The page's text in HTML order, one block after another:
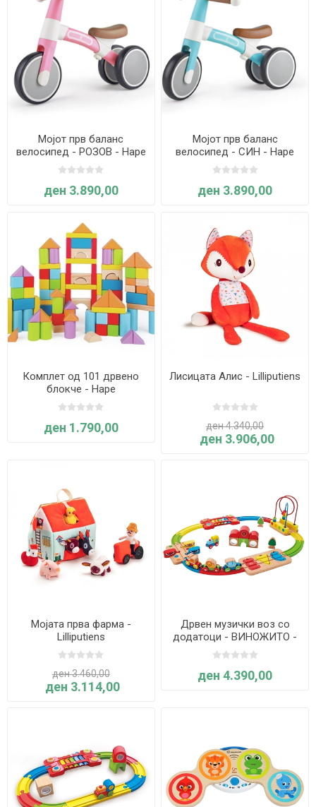
Мојот прв баланс
велосипед - РОЗОВ - Hape
ден 3.890,00
Мојот прв баланс
велосипед - СИН - Hape
ден 3.890,00
Комплет од 101 дрвено
блокче - Hape
ден 1.790,00
Лисицата Алис - Lilliputiens
ден 4.340,00
ден 3.906,00
Мојата прва фарма -
Lilliputiens
ден 3.460,00
ден 3.114,00
Дрвен музички воз со
додатоци - ВИНОЖИТО -
Hape
ден 4.390,00